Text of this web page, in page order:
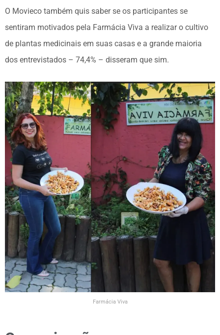
O Movieco também quis saber se os participantes se
sentiram motivados pela Farmácia Viva a realizar o cultivo
de plantas medicinais em suas casas e a grande maioria
dos entrevistados – 74,4% – disseram que sim.
Farmácia Viva